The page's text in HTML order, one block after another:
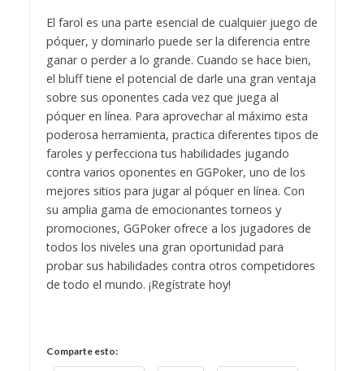
El farol es una parte esencial de cualquier juego de
póquer, y dominarlo puede ser la diferencia entre
ganar o perder a lo grande. Cuando se hace bien,
el bluff tiene el potencial de darle una gran ventaja
sobre sus oponentes cada vez que juega al
póquer en línea. Para aprovechar al máximo esta
poderosa herramienta, practica diferentes tipos de
faroles y perfecciona tus habilidades jugando
contra varios oponentes en GGPoker, uno de los
mejores sitios para jugar al póquer en línea. Con
su amplia gama de emocionantes torneos y
promociones, GGPoker ofrece a los jugadores de
todos los niveles una gran oportunidad para
probar sus habilidades contra otros competidores
de todo el mundo. ¡Regístrate hoy!
Comparte esto: